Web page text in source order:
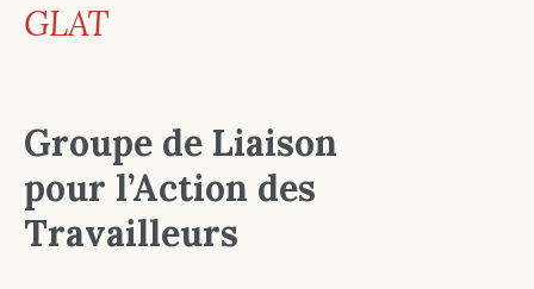
GLAT
Groupe de Liaison
pour l’Action des
Travailleurs